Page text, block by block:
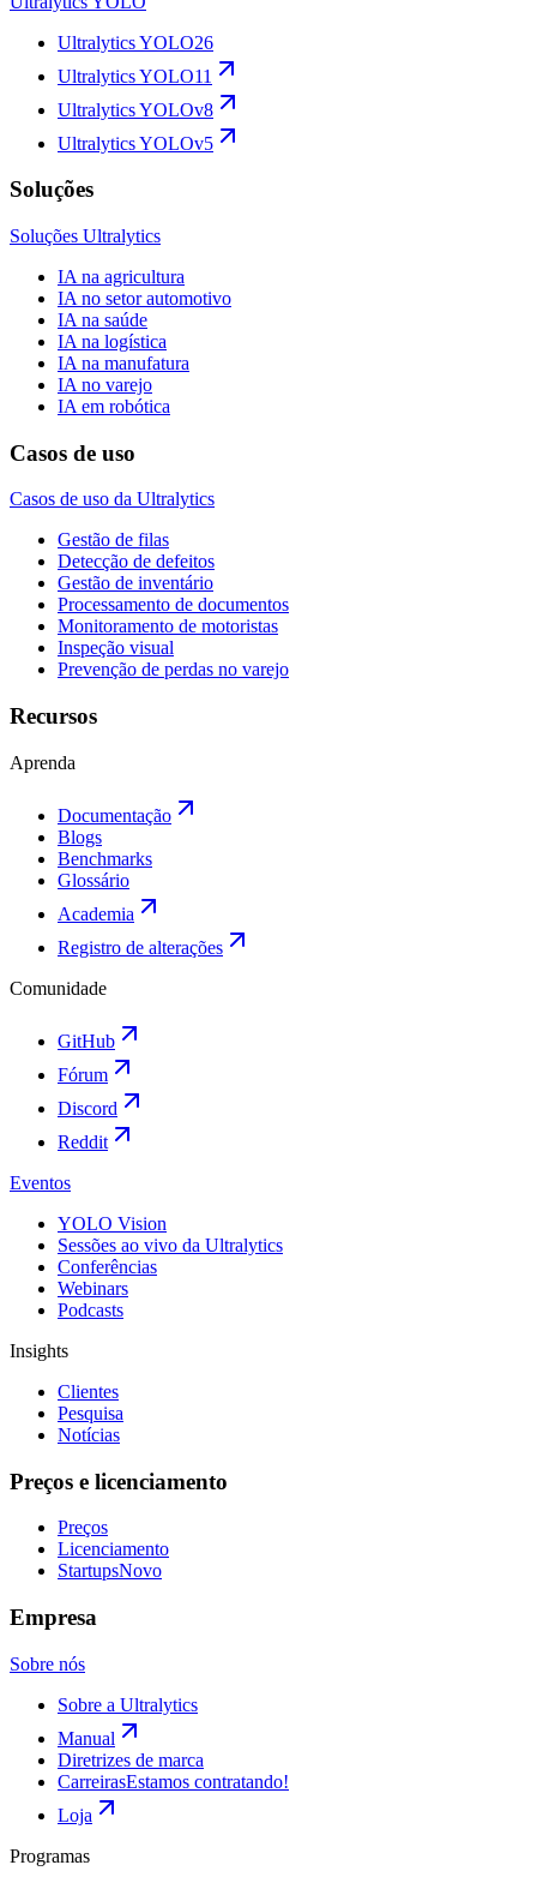
Ultralytics YOLO26
Ultralytics YOLO11
Ultralytics YOLOv8
Ultralytics YOLOv5
Soluções
Soluções Ultralytics
IA na agricultura
IA no setor automotivo
IA na saúde
IA na logística
IA na manufatura
IA no varejo
IA em robótica
Casos de uso
Casos de uso da Ultralytics
Gestão de filas
Detecção de defeitos
Gestão de inventário
Processamento de documentos
Monitoramento de motoristas
Inspeção visual
Prevenção de perdas no varejo
Recursos
Aprenda
Documentação
Blogs
Benchmarks
Glossário
Academia
Registro de alterações
Comunidade
GitHub
Fórum
Discord
Reddit
Eventos
YOLO Vision
Sessões ao vivo da Ultralytics
Conferências
Webinars
Podcasts
Insights
Clientes
Pesquisa
Notícias
Preços e licenciamento
Preços
Licenciamento
StartupsNovo
Empresa
Sobre nós
Sobre a Ultralytics
Manual
Diretrizes de marca
CarreirasEstamos contratando!
Loja
Programas